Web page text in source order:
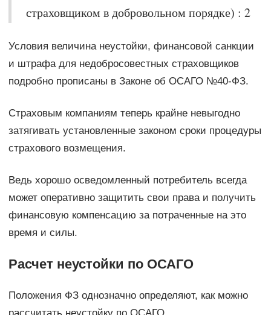
страховщиком в добровольном порядке) : 2
Условия величина неустойки, финансовой санкции
и штрафа для недобросовестных страховщиков
подробно прописаны в Законе об ОСАГО №40-ФЗ.
Страховым компаниям теперь крайне невыгодно
затягивать установленные законом сроки процедуры
страхового возмещения.
Ведь хорошо осведомленный потребитель всегда
может оперативно защитить свои права и получить
финансовую компенсацию за потраченные на это
время и силы.
Расчет неустойки по ОСАГО
Положения ФЗ однозначно определяют, как можно